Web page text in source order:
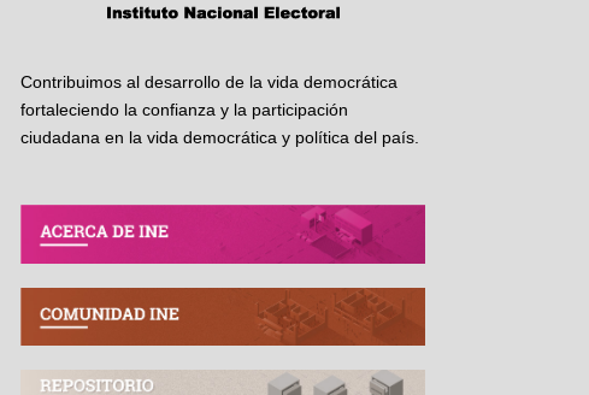
Contribuimos al desarrollo de la vida democrática
fortaleciendo la confianza y la participación
ciudadana en la vida democrática y política del país.